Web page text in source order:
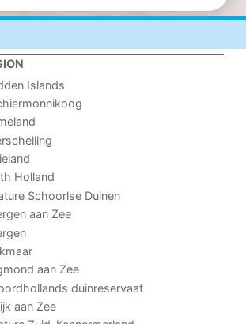
Islands
Holland
Schoorlse Duinen
aan Zee
aan Zee
duinreservaat
aan Zee